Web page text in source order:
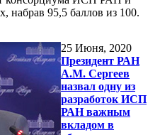
95,5 баллов из 100.
25 Июня, 2020
Президент РАН
А.М. Сергеев
назвал одну из
разработок ИСП
РАН важным
вкладом в